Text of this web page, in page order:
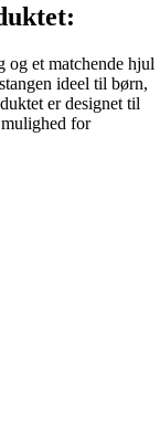
og et matchende hjul
ideel til børn,
er designet til
for